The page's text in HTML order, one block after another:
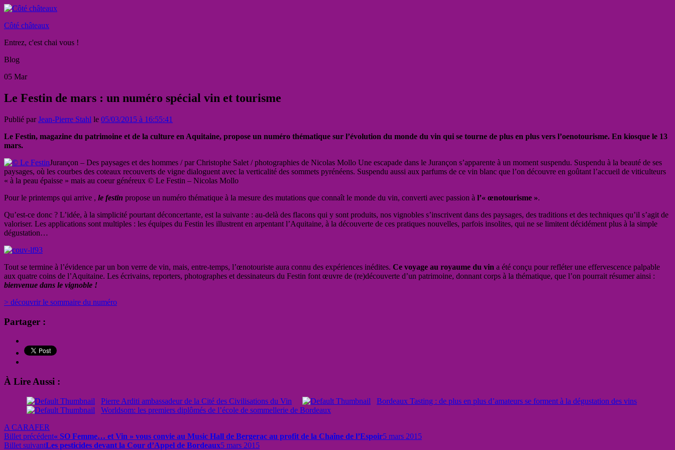
Côté châteaux
Entrez, c'est chai vous !
Blog
05 Mar
Le Festin de mars : un numéro spécial vin et tourisme
Publié parJean-Pierre Stahl le 05/03/2015 à 16:55:41
Le Festin, magazine du patrimoine et de la culture en Aquitaine, propose un numéro thématique sur l’évolution du monde du vin qui se tourne de plus en plus vers l’oenotourisme. En kiosque le 13
mars.
Jurançon – Des paysages et des hommes / par Christophe Salet / photographies de Nicolas Mollo Une escapade dans le Jurançon s’apparente à un moment suspendu. Suspendu à la beauté de ses
paysages, où les courbes des coteaux recouverts de vigne dialoguent avec la verticalité des sommets pyrénéens. Suspendu aussi aux parfums de ce vin blanc que l’on découvre en goûtant l’accueil de viticulteurs
« à la peau épaisse » mais au coeur généreux © Le Festin – Nicolas Mollo
Pour le printemps qui arrive , le festin propose un numéro thématique à la mesure des mutations que connaît le monde du vin, converti avec passion à l’« œnotourisme ».
Qu’est-ce donc ? L’idée, à la simplicité pourtant déconcertante, est la suivante : au-delà des flacons qui y sont produits, nos vignobles s’inscrivent dans des paysages, des traditions et des techniques qu’il s’agit de
valoriser. Les applications sont multiples : les équipes du Festin les illustrent en arpentant l’Aquitaine, à la découverte de ces pratiques nouvelles, parfois insolites, qui ne se limitent décidément plus à la simple
dégustation…
Tout se termine à l’évidence par un bon verre de vin, mais, entre-temps, l’œnotouriste aura connu des expériences inédites. Ce voyage au royaume du vin a été conçu pour refléter une effervescence palpable
aux quatre coins de l’Aquitaine. Les écrivains, reporters, photographes et dessinateurs du Festin font œuvre de (re)découverte d’un patrimoine, donnant corps à la thématique, que l’on pourrait résumer ainsi :
bienvenue dans le vignoble !
> découvrir le sommaire du numéro
Partager :
À Lire Aussi :
Pierre Arditi ambassadeur de la Cité des Civilisations du Vin
Bordeaux Tasting : de plus en plus d’amateurs se forment à la dégustation des vins
Worldsom: les premiers diplômés de l’école de sommellerie de Bordeaux
A CARAFER
Billet précédent« SO Femme… et Vin » vous convie au Music Hall de Bergerac au profit de la Chaîne de l’Espoir5 mars 2015
Billet suivantLes pesticides devant la Cour d’Appel de Bordeaux5 mars 2015